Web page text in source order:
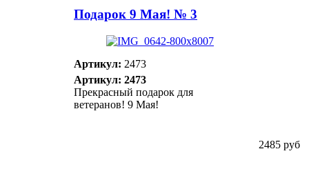
Подарок 9 Мая! № 3
Артикул: 2473
Артикул: 2473
Прекрасный подарок для
ветеранов! 9 Мая!
2485 руб